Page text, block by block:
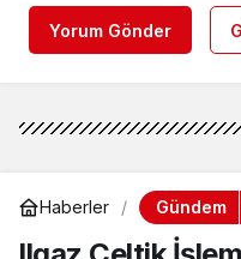
Yorum Gönder
Haberler Gündem